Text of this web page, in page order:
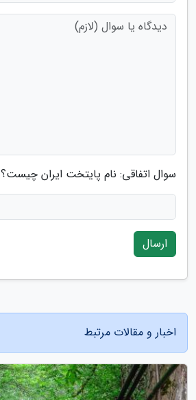
سوال اتفاقی: نام پایتخت ایران چیست؟
ارسال
اخبار و مقالات مرتبط